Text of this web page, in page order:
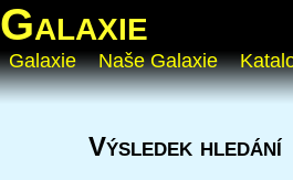
Galaxie
Galaxie Naše Galaxie
Výsledek hledání